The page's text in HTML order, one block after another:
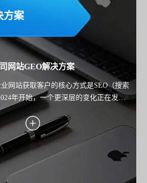
方案
网站GEO解决方案
网站获取客户的核心方式是SEO（搜索
年开始，一个更深层的变化正在发生
，而是开始"询问AI"。 从 ChatGPT 到
各类AI搜索产品，用户获取信息的路径正
"直接获得答案"。 这也意味着： 企业网
站的竞争